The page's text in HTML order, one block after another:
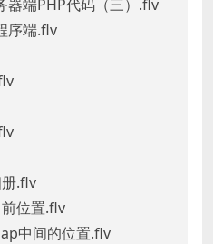
器端PHP代码（三）.flv
序端.flv
册.flv
前位置.flv
中间的位置.flv